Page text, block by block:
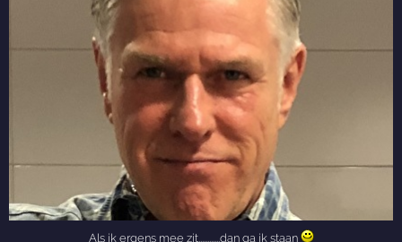
Als ik ergens mee zit............dan ga ik staan